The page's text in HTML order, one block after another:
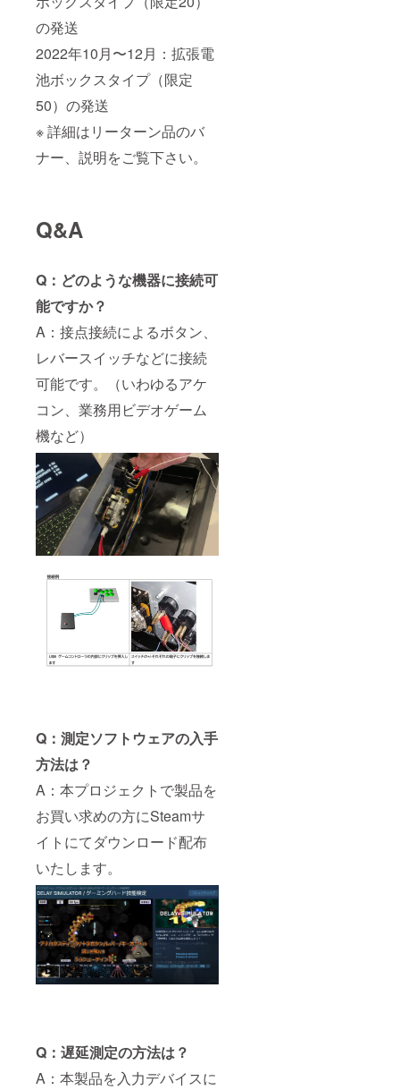
の発送
2022年10月〜12月：拡張電
池ボックスタイプ（限定
50）の発送
※ 詳細はリーターン品のバ
ナー、説明をご覧下さい。
Q&A
Q：どのような機器に接続可
能ですか？
A：接点接続によるボタン、
レバースイッチなどに接続
可能です。（いわゆるアケ
コン、業務用ビデオゲーム
機など）
Q：測定ソフトウェアの入手
方法は？
A：本プロジェクトで製品を
お買い求めの方にSteamサ
イトにてダウンロード配布
いたします。
Q：遅延測定の方法は？
A：本製品を入力デバイスに